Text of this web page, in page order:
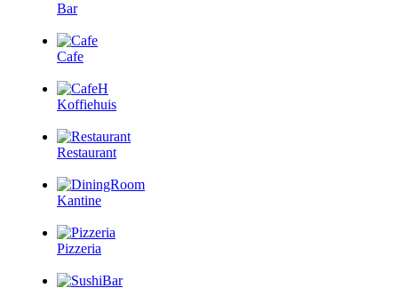
Bar
Cafe
Koffiehuis
Restaurant
Kantine
Pizzeria